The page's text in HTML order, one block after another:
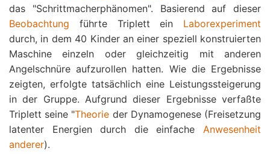
das "Schrittmacherphänomen". Basierend auf dieser
Beobachtung führte Triplett ein Laborexperiment
durch, in dem 40 Kinder an einer speziell konstruierten
Maschine einzeln oder gleichzeitig mit anderen
Angelschnüre aufzurollen hatten. Wie die Ergebnisse
zeigten, erfolgte tatsächlich eine Leistungssteigerung
in der Gruppe. Aufgrund dieser Ergebnisse verfaßte
Triplett seine "Theorie der Dynamogenese (Freisetzung
latenter Energien durch die einfache Anwesenheit
anderer).